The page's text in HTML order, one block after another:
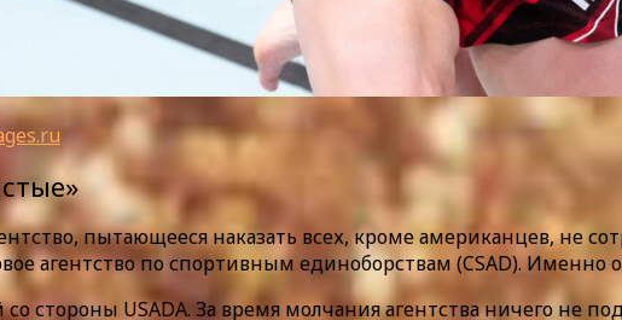
пытающееся наказать всех, кроме американцев, не
агентство по спортивным единоборствам (CSAD).
стороны USADA. За время молчания агентства ничего не